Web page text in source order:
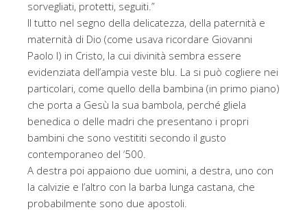
sorvegliati, protetti, seguiti.”
Il tutto nel segno della delicatezza, della paternità e
maternità di Dio (come usava ricordare Giovanni
Paolo I) in Cristo, la cui divinità sembra essere
evidenziata dell’ampia veste blu. La si può cogliere nei
particolari, come quello della bambina (in primo piano)
che porta a Gesù la sua bambola, perché gliela
benedica o delle madri che presentano i propri
bambini che sono vestititi secondo il gusto
contemporaneo del ‘500.
A destra poi appaiono due uomini, a destra, uno con
la calvizie e l’altro con la barba lunga castana, che
probabilmente sono due apostoli.